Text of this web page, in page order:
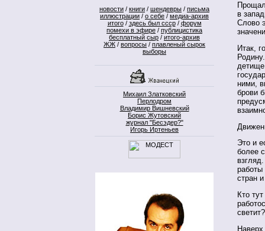
новости / книги / шендевры / письма
иллюстрации / о себе / медиа-архив
итого/ здесь был ссср/ форум
помехи в эфире / публицистика
бесплатный сыр / итого-архив
ЖЖ / вопросы / плавленый сырок
выборы
Михаил Златковский
Перлодром
Владимир Вишневский
Борис Жутовский
журнал "Бесэдер?"
Игорь Иртеньев
в
Слово
Итак,
ними,
брови
Это и
более
работы
стран
Кто